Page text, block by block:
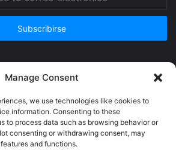
Manage Consent
we use technologies like cookies to
information. Consenting to these
to process data such as browsing behavior or
consenting or withdrawing consent, may
and functions.